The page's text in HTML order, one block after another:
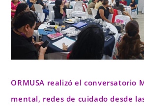
ORMUSA realizó el conversatorio
mental, redes de cuidado desde